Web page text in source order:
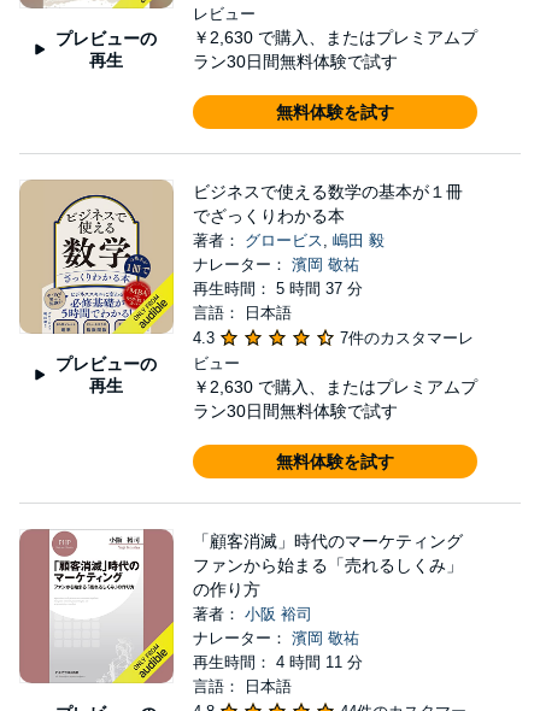
プレビューの
再生
レビュー
￥2,630 で購入、またはプレミアムプ
ラン30日間無料体験で試す
無料体験を試す
プレビューの
再生
ビジネスで使える数学の基本が１冊
でざっくりわかる本
著者： グロービス, 嶋田 毅
ナレーター： 濱岡 敬祐
再生時間： 5 時間 37 分
言語： 日本語
4.3
7件のカスタマーレ
ビュー
￥2,630 で購入、またはプレミアムプ
ラン30日間無料体験で試す
無料体験を試す
「顧客消滅」時代のマーケティング
ファンから始まる「売れるしくみ」
の作り方
著者： 小阪 裕司
ナレーター： 濱岡 敬祐
再生時間： 4 時間 11 分
言語： 日本語